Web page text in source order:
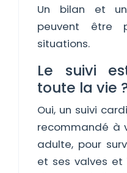
Un bilan et
peuvent être
situations.
Le suivi
toute la vie
Oui, un suivi
recommandé à
adulte, pour
et ses valves et